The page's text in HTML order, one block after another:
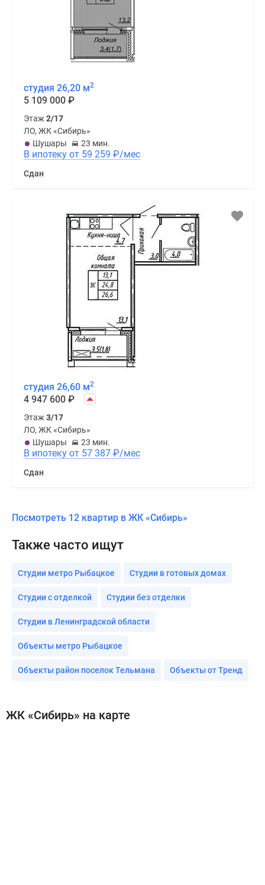
студия 26,20 м2
5 109 000 ₽
Этаж2/17
ЛО, ЖК «Сибирь»
Шушары
23 мин.
В ипотеку от 59 259 ₽/мес
Сдан
студия 26,60 м2
4 947 600 ₽
Этаж3/17
ЛО, ЖК «Сибирь»
Шушары
23 мин.
В ипотеку от 57 387 ₽/мес
Сдан
Посмотреть 12 квартир в ЖК «Сибирь»
Также часто ищут
Студии метро Рыбацкое Студии в готовых домах
Студии с отделкой Студии без отделки
Студии в Ленинградской области
Объекты метро Рыбацкое
Объекты район поселок Тельмана Объекты от Тренд
ЖК «Сибирь» на карте